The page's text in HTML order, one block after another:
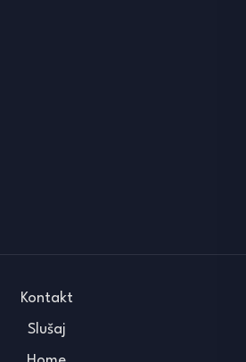
Kontakt
Slušaj